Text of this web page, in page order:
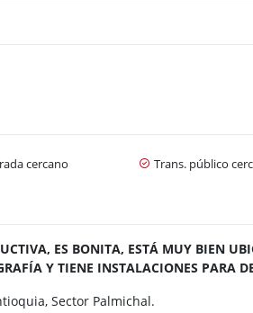
cercano Trans. público
ES BONITA, ESTÁ MUY BIEN
Y TIENE INSTALACIONES PARA
Sector Palmichal.